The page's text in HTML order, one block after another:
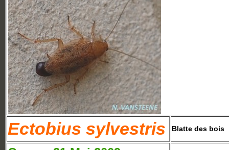
Ectobius sylvestris Blatte des bois